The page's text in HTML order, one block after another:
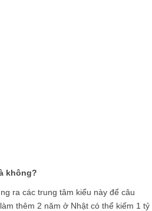
không?
ra các trung tâm kiểu này để câu
thêm 2 năm ở Nhật có thể kiếm 1 tỷ